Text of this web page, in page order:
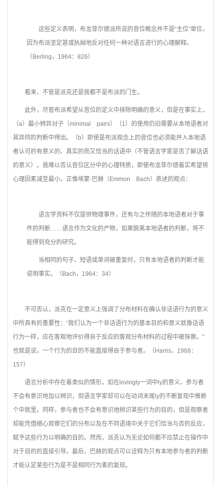
这些定义表明，布龙菲尔德派所说的音位概念并不是“主位”单位，
因为布派坚定甚或执拗地反对任何一种对语言进行的心理解释。
（Berling，1964：826）
看来，不管是派克还是我都不是布派的门生。
此外，尽管布派希望从音位的定义中排除明确的意义，但是在事实上，
（a）最小辨异对子（minimal pairs）｛1｝的使用仍旧需要从本地语者对
其异同的判断中得出。（b）即使是布派观念上的音位也必须能并入本地语
者认可的有意义的、真实的而又恰当的话语中（不管语言学家是否了解话语
的意义）。我难以否认音位区分中的心理特质，即使布龙菲尔德着实希望将
心理因素减至最小。正像埃蒙·巴赫（Emmon Bach）表述的观点：
语言学资料不仅提供物理事件，还有与之伴随的本地语者对于事
件的判断……语言作为文化的产物，如果脱离本地语者的判断，将不
能得到充分的研究。
当相同的句子、短语或单词被重复时，只有本地语者的判断才能
说明事实。（Bach，1964：34）
不可否认，派克在一定意义上强调了分布材料在确认非话语行为的意义
中所具有的重要性：“我们认为一个非话语行为的基本目的和意义就像话语
行为一样，应在客观地评价得自于反应的客观分布材料的过程中被探察。”
也就是说，一个行为的目的不能直接得自于参与者。（Harris，1968：
157）
语言分析中存在着类似的情形，如在lovingly一词中ly的意义，参与者
不会有意识地加以辨识，但语言学家却可以在动词末尾ly的不断复现中推断
个中就里。同样，参与者也不会有意识地辨识某些行为的目的，但是观察者
却能凭借细心观察它们的分布以及在不同语境中关于它们恰当与否的反应，
赋予这些行为以明确的目的。然而，派克认为无论如何都不应禁止在操作中
对于目的的直接引导。最后，巴赫的观点可以诠释为只有本地参与者的判断
才能认定某些行为是不是相同行为素的复现。